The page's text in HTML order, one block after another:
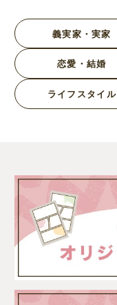
義実家・実家
恋愛・結婚
ライフスタイル